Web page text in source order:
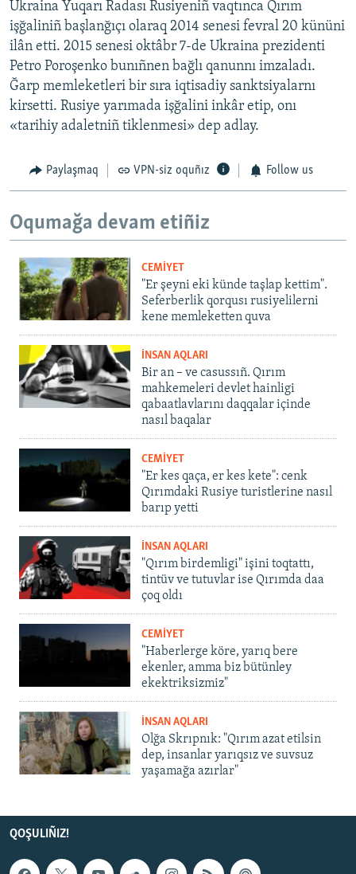
Ukraina Yuqarı Radası Rusiyeniñ vaqtınca Qırım
işğaliniñ başlanğıçı olaraq 2014 senesi fevral 20 kününi
ilân etti. 2015 senesi oktâbr 7-de Ukraina prezidenti
Petro Poroşenko bunıñnen bağlı qanunnı imzaladı.
Ğarp memleketleri bir sıra iqtisadiy sanktsiyalarnı
kirsetti. Rusiye yarımada işğalini inkâr etip, onı
«tarihiy adaletniñ tiklenmesi» dep adlay.
Paylaşmaq VPN-siz oquñız Follow us
Oqumağa devam etiñiz
CEMİYET
"Er şeyni eki künde taşlap kettim".
Seferberlik qorqusı rusiyelilerni
kene memleketten quva
İNSAN AQLARI
Bir an – ve casussıñ. Qırım
mahkemeleri devlet hainligi
qabaatlavlarını daqqalar içinde
nasıl baqalar
CEMİYET
"Er kes qaça, er kes kete": cenk
Qırımdaki Rusiye turistlerine nasıl
barıp yetti
İNSAN AQLARI
"Qırım birdemligi" işini toqtattı,
tintüv ve tutuvlar ise Qırımda daa
çoq oldı
CEMİYET
"Haberlerge köre, yarıq bere
ekenler, amma biz bütünley
ekektriksizmiz"
İNSAN AQLARI
Olğa Skrıpnık: "Qırım azat etilsin
dep, insanlar yarıqsız ve suvsuz
yaşamağa azırlar"
QOŞULIÑIZ!